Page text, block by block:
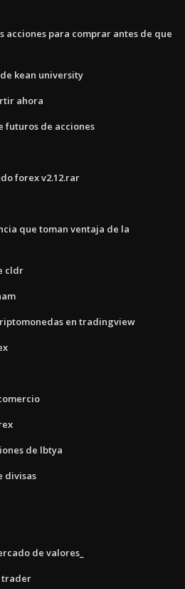
acciones para comprar antes de que
kean university
ahora
futuros de acciones
forex v2.12.rar
que toman ventaja de la
cldr
en tradingview
de lbtya
divisas
de valores_
trader